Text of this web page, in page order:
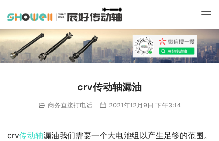
crv传动轴漏油
商务直接打电话 2021年12月9日 下午3:14
crv传动轴漏油我们需要一个大电池组以产生足够的范围。